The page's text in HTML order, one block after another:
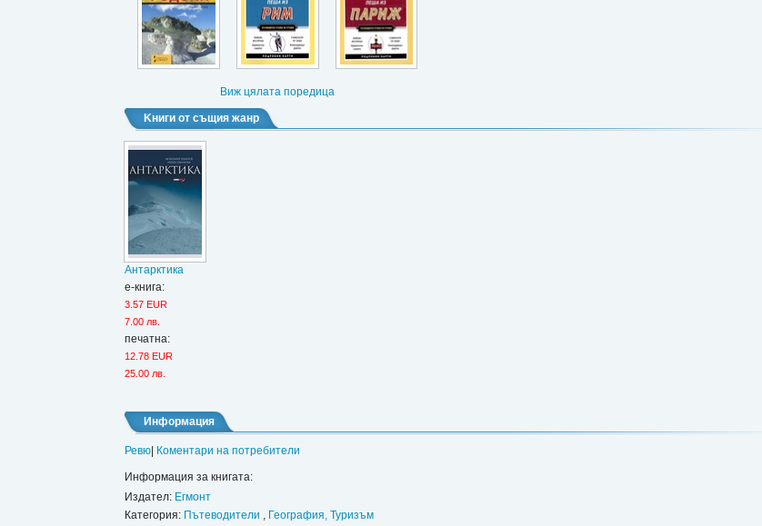
Виж цялата поредица
Kниги от същия жанр
Антарктика
е-книга:
3.57 EUR
7.00 лв.
печатна:
12.78 EUR
25.00 лв.
Информация
Ревю Коментари на потребители
Информация за книгата:
Издател: Егмонт
Категория: Пътеводители , География, Туризъм